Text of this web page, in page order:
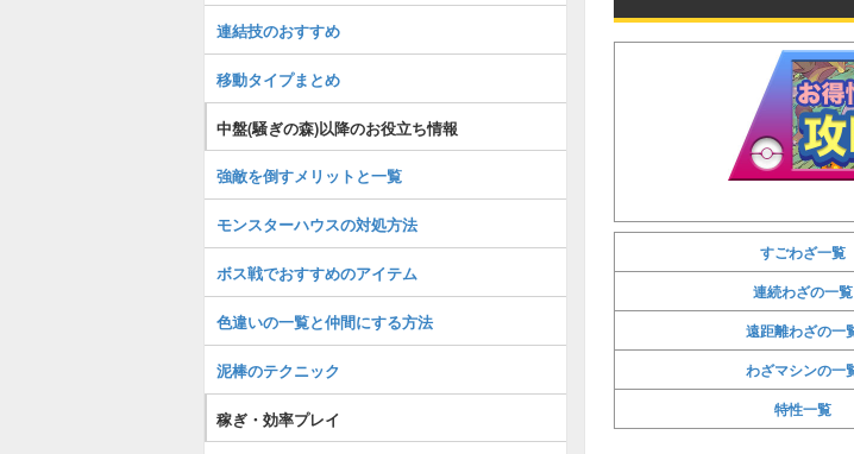
すごわざ一覧
連続わざの一覧
遠距離わざの一
わざマシンの一
特性一覧
連結技のおすすめ
移動タイプまとめ
中盤(騒ぎの森)以降のお役立ち情報
強敵を倒すメリットと一覧
モンスターハウスの対処方法
ボス戦でおすすめのアイテム
色違いの一覧と仲間にする方法
泥棒のテクニック
稼ぎ・効率プレイ